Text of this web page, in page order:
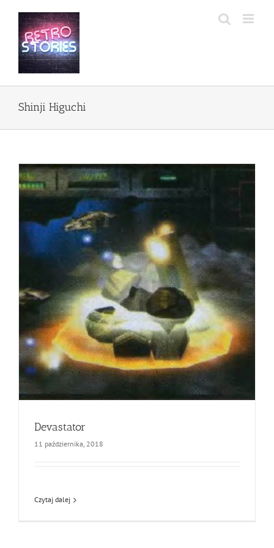
zawartości
Shinji Higuchi
Devastator
11 października, 2018
Czytaj dalej